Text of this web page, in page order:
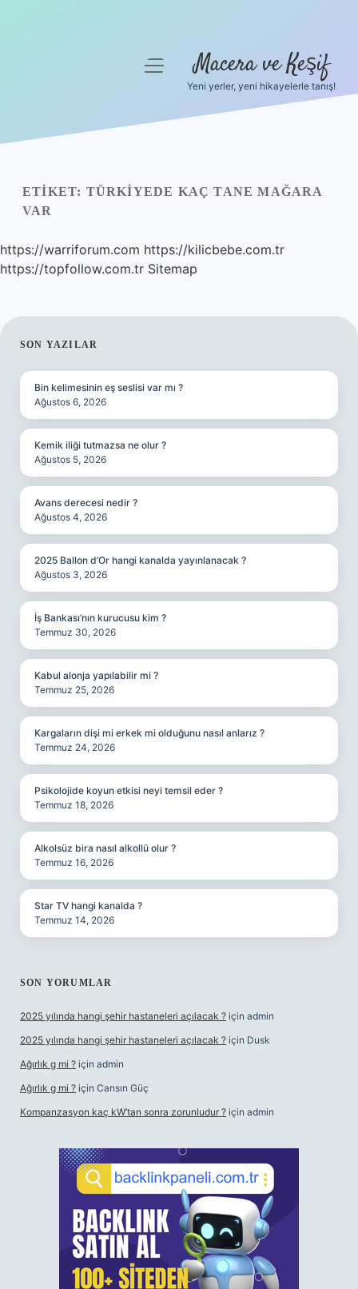
Yasal Uyarı
menüyüMacera ve Keşif
Yeni yerler, yeni hikayelerle tanış!
ETIKET: TÜRKIYEDE KAÇ TANE MAĞARA
VAR
https://warriforum.com https://kilicbebe.com.tr
https://topfollow.com.tr Sitemap
SIDEBAR
SON YAZILAR
Bin kelimesinin eş seslisi var mı ?
Ağustos 6, 2026
Kemik iliği tutmazsa ne olur ?
Ağustos 5, 2026
Avans derecesi nedir ?
Ağustos 4, 2026
2025 Ballon d’Or hangi kanalda yayınlanacak ?
Ağustos 3, 2026
İş Bankası’nın kurucusu kim ?
Temmuz 30, 2026
Kabul alonja yapılabilir mi ?
Temmuz 25, 2026
Kargaların dişi mi erkek mi olduğunu nasıl anlarız ?
Temmuz 24, 2026
Psikolojide koyun etkisi neyi temsil eder ?
Temmuz 18, 2026
Alkolsüz bira nasıl alkollü olur ?
Temmuz 16, 2026
Star TV hangi kanalda ?
Temmuz 14, 2026
SON YORUMLAR
2025 yılında hangi şehir hastaneleri açılacak ? için admin
2025 yılında hangi şehir hastaneleri açılacak ? için Dusk
Ağırlık g mi ? için admin
Ağırlık g mi ? için Cansın Güç
Kompanzasyon kaç kW’tan sonra zorunludur ? için admin